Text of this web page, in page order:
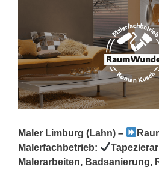
Maler Limburg (Lahn) –
Malerfachbetrieb:
Malerarbeiten, Badsanierung,